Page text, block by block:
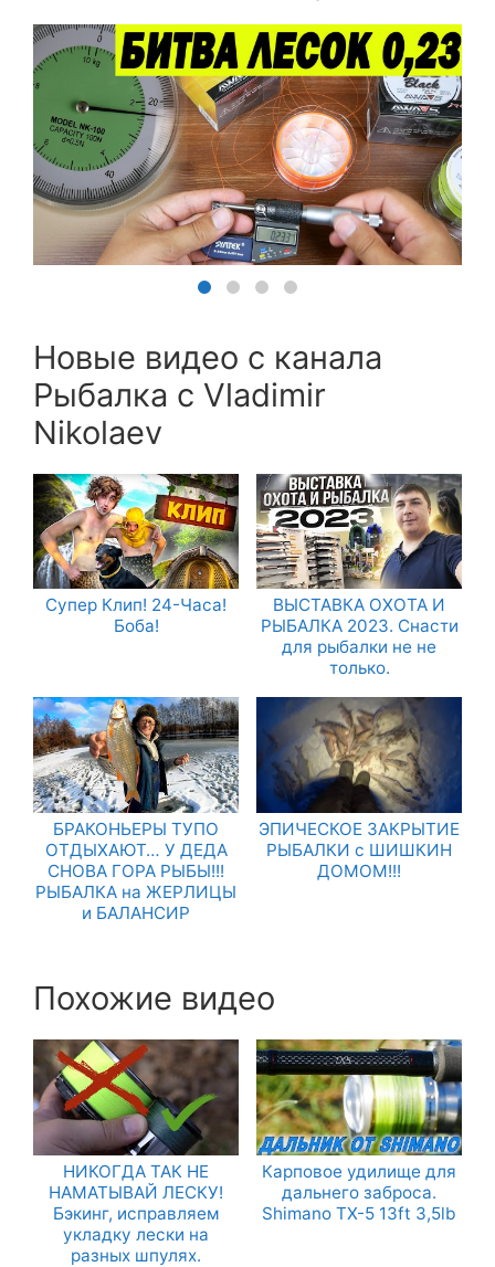
Новые видео с канала
Рыбалка с Vladimir
Nikolaev
Супер Клип! 24-Часа!
Боба!
ВЫСТАВКА ОХОТА И
РЫБАЛКА 2023. Снасти
для рыбалки не не
только.
БРАКОНЬЕРЫ ТУПО
ОТДЫХАЮТ… У ДЕДА
СНОВА ГОРА РЫБЫ!!!
РЫБАЛКА на ЖЕРЛИЦЫ
и БАЛАНСИР
ЭПИЧЕСКОЕ ЗАКРЫТИЕ
РЫБАЛКИ с ШИШКИН
ДОМОМ!!!
Похожие видео
НИКОГДА ТАК НЕ
НАМАТЫВАЙ ЛЕСКУ!
Бэкинг, исправляем
укладку лески на
разных шпулях.
Карповое удилище для
дальнего заброса.
Shimano TX-5 13ft 3,5lb